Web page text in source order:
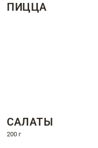
ПИЦЦА
САЛАТЫ
200 г